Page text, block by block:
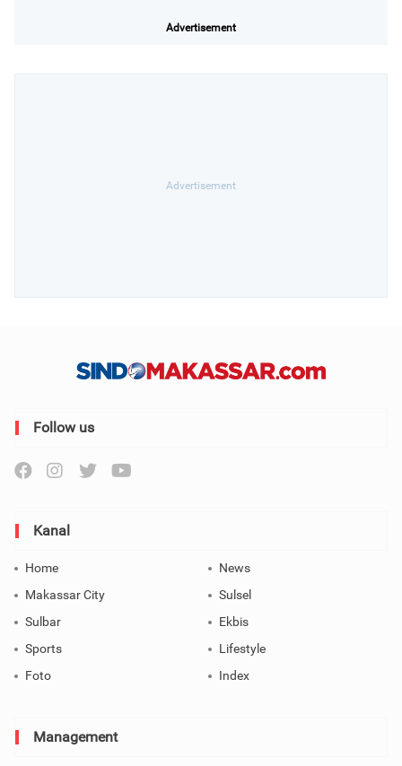
Advertisement
Follow us
Kanal
Home
News
Makassar City
Sulsel
Sulbar
Ekbis
Sports
Lifestyle
Foto
Index
Management